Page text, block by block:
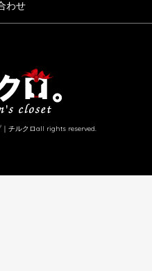
わせ
チルクロall rights reserved.